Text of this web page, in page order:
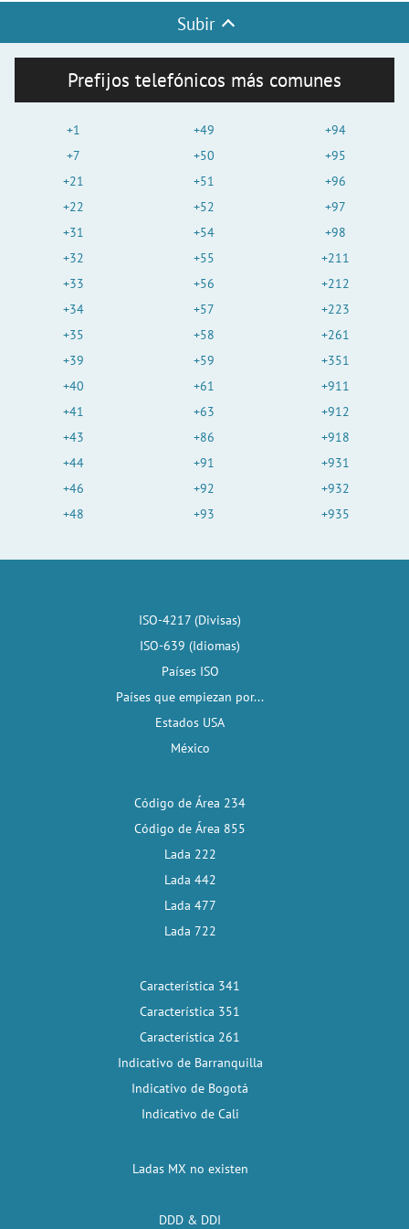
Subir
Prefijos telefónicos más comunes
+1
+7
+21
+22
+31
+32
+33
+34
+35
+39
+40
+41
+43
+44
+46
+48
+49
+50
+51
+52
+54
+55
+56
+57
+58
+59
+61
+63
+86
+91
+92
+93
+94
+95
+96
+97
+98
+211
+212
+223
+261
+351
+911
+912
+918
+931
+932
+935
ISO-4217 (Divisas)
ISO-639 (Idiomas)
Países ISO
Países que empiezan por...
Estados USA
México
Código de Área 234
Código de Área 855
Lada 222
Lada 442
Lada 477
Lada 722
Característica 341
Característica 351
Característica 261
Indicativo de Barranquilla
Indicativo de Bogotá
Indicativo de Cali
Ladas MX no existen
DDD & DDI